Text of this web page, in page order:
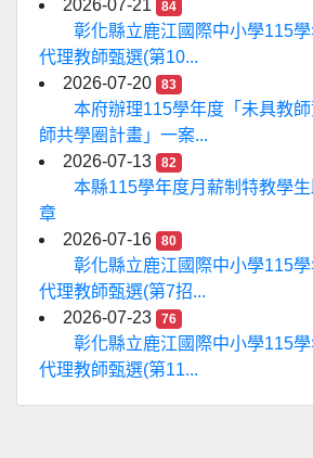
2026-07-21
84
彰化縣立鹿江國際中小學115
代理教師甄選(第10...
2026-07-20
83
本府辦理115學年度「未具教
師共學圈計畫」一案...
2026-07-13
82
本縣115學年度月薪制特教學
章
2026-07-16
80
彰化縣立鹿江國際中小學115
代理教師甄選(第7招...
2026-07-23
76
彰化縣立鹿江國際中小學115
代理教師甄選(第11...